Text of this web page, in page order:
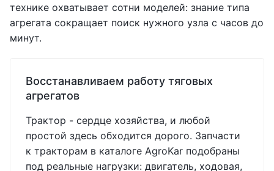
технике охватывает сотни моделей: знание типа
агрегата сокращает поиск нужного узла с часов до
минут.
Восстанавливаем работу тяговых
агрегатов
Трактор - сердце хозяйства, и любой
простой здесь обходится дорого. Запчасти
к тракторам в каталоге AgroKar подобраны
под реальные нагрузки: двигатель, ходовая,